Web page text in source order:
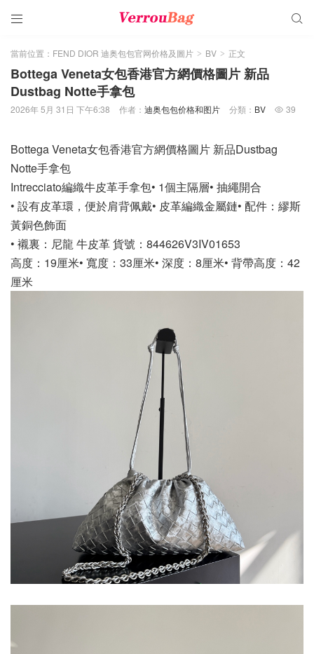
 
當前位置： FEND DIOR 迪奥包包官网价格及圖片 > BV > 正文
Bottega Veneta女包香港官方網價格圖片 新品
Dustbag Notte手拿包
2026年 5月 31日 下午6:38 作者： 迪奥包包价格和图片 分類： BV  39
Bottega Veneta女包香港官方網價格圖片 新品Dustbag
Notte手拿包
Intrecciato編織牛皮革手拿包• 1個主隔層• 抽繩開合
• 設有皮革環，便於肩背佩戴• 皮革編織金屬鏈• 配件：繆斯
黃銅色飾面
• 襯裏：尼龍 牛皮革 貨號：844626V3IV01653
高度：19厘米• 寬度：33厘米• 深度：8厘米• 背帶高度：42
厘米